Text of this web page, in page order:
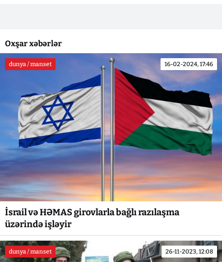
Oxşar xəbərlər
dunya / manset 16-02-2024, 17:46
İsrail və HƏMAS girovlarla bağlı razılaşma
üzərində işləyir
dunya / manset 26-11-2023, 12:08